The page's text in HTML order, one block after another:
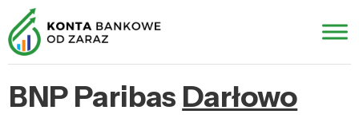
BNP Paribas Darłowo